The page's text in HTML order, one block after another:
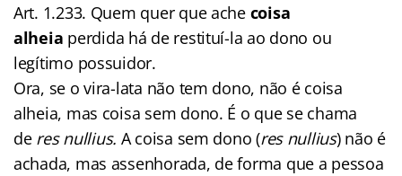
Art. 1.233. Quem quer que ache coisa
alheia perdida há de restituí-la ao dono ou
legítimo possuidor.
Ora, se o vira-lata não tem dono, não é coisa
alheia, mas coisa sem dono. É o que se chama
de res nullius. A coisa sem dono (res nullius) não é
achada, mas assenhorada, de forma que a pessoa